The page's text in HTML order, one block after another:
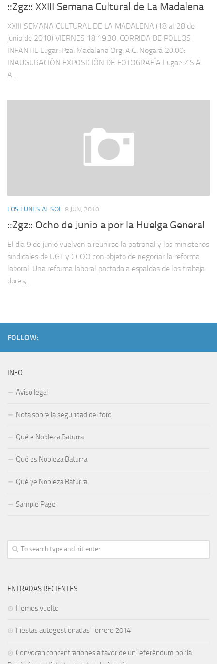
::Zgz:: XXIII Semana Cultural de La Madalena
XXIII SEMANA CULTURAL DE LA MADALENA (18 al 28 de
junio de 2010) VIERNES 18 19.30: CORRIDA DE POLLOS
INFANTIL Lugar: Pza. Madalena Org: A.C. Nogará 20.00:
INAUGURACIÓN EXPOSICIÓN DE FOTOGRAFÍA Lugar: Z.S.A.
A...
LOS LUNES AL SOL 8 JUN, 2010
::Zgz:: Ocho de Junio a por la Huelga General
El día 9 de junio vuelven a reunirse la patronal y los ministerios
sindicales de UGT y CCOO con objeto de negociar la reforma
laboral. Una reforma laboral pactada a espaldas de los trabaja­
dores,...
FOLLOW:
INFO
Aviso legal
Nota sobre la seguridad del foro
Qué e Nobleza Baturra
Qué es Nobleza Baturra
Qué ye Nobleza Baturra
Sample Page
ENTRADAS RECIENTES
Hemos vuelto
Fiestas autogestionadas Torrero 2014
Convocan concentraciones a favor de un referéndum por la